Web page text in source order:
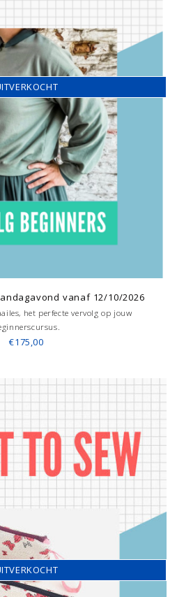
vanaf 12/10/2026
het perfecte vervolg op jouw
€175,00